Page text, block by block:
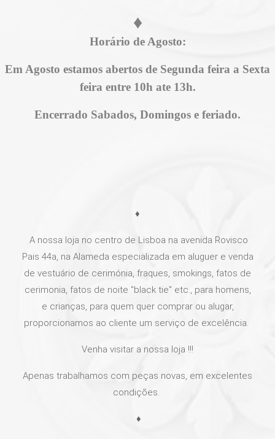
♦
Horário de Agosto:
Em Agosto estamos abertos de Segunda feira a Sexta
feira entre 10h ate 13h.
Encerrado Sabados, Domingos e feriado.
♦
A nossa loja no centro de Lisboa na avenida Rovisco
Pais 44a, na Alameda especializada em aluguer е venda
de vestuário de cerimónia, fraques, smokings, fatos de
cerimonia, fatos de noite "black tie" etc., para homens,
e crianças, para quem quer comprar ou alugar,
proporcionamos ao cliente um serviço de excelência.
Venha visitar a nossa loja !!!
Apenas trabalhamos com peças novas, em excelentes
condições.
♦